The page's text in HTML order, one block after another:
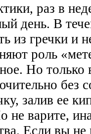
раз в
день. В
из гречки и
роль
Но только
без
залив ее
не варите,
Если вы не